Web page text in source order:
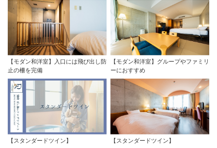
【モダン和洋室】入口には飛び出し防
止の柵を完備
【モダン和洋室】グループやファミリ
ーにおすすめ
【スタンダードツイン】 【スタンダードツイン】